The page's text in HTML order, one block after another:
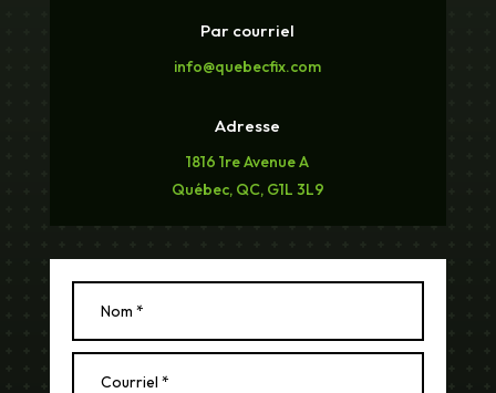
Par courriel
info@quebecfix.com
Adresse
1816 1re Avenue A
Québec, QC, G1L 3L9